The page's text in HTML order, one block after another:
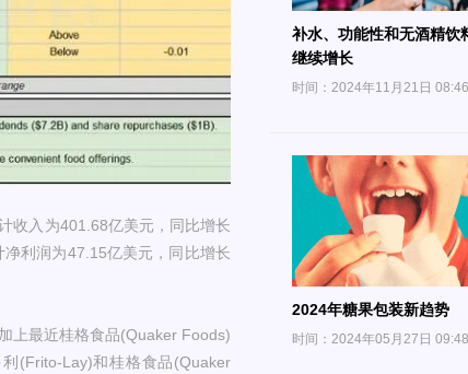
收入为401.68亿美元，同比增长
利润为47.15亿美元，同比增长
上最近桂格食品(Quaker Foods)
(Frito-Lay)和桂格食品(Quaker
补水、功能性和无酒精饮
继续增长
时间：2024年11月21日 08:46
2024年糖果包装新趋势
时间：2024年05月27日 09:48